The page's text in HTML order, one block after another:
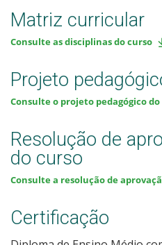
Matriz curricular
Consulte as disciplinas do curso
Projeto
Consulte o projeto pedagógico
Resolução de
do curso
Consulte a resolução de
Certificação